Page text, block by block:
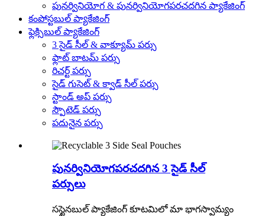
పునర్వినియోగ & పునర్వినియోగపరచదగిన ప్యాకేజింగ్
కంపోస్టబుల్ ప్యాకేజింగ్
ఫ్లెక్సిబుల్ ప్యాకేజింగ్
3 సైడ్ సీల్ & వాక్యూమ్ పర్సు
ఫ్లాట్ బాటమ్ పర్సు
రిచర్ట్ పర్సు
సైడ్ గుసెట్ & క్వాడ్ సీల్ పర్సు
స్టాండ్ అప్ పర్సు
స్పౌటెడ్ పర్సు
పదునైన పర్సు
పునర్వినియోగపరచదగిన 3 సైడ్ సీల్
పర్సులు
సస్టైనబుల్ ప్యాకేజింగ్ కూటమిలో మా భాగస్వామ్యం